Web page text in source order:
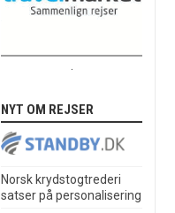
NYT OM REJSER
Norsk krydstogtrederi
satser på personalisering